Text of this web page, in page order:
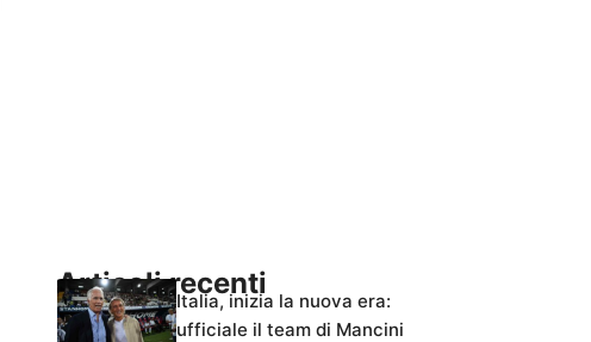
Articoli recenti
Italia, inizia la nuova era:
ufficiale il team di Mancini